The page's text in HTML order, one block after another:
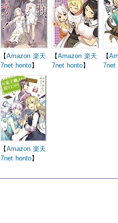
【Amazon 楽天
7net honto】
【Amazon 楽天
7net honto】
【
7net
【Amazon 楽天
7net honto】